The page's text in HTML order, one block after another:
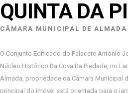
QUINTA DA
CÂMARA MUNICIPAL DE ALMADA
O Conjunto Edificado do Palacete António
Núcleo Histórico Da Cova Da Piedade, no
Almada, propriedade da Câmara Municipal
principal do imóvel está orientada para o